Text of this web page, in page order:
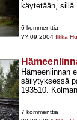
käytetään,
6 kommenttia
??.09.2004 Ilkka
Hämeenlinnan
säilytyksessä
193510.
7 kommenttia